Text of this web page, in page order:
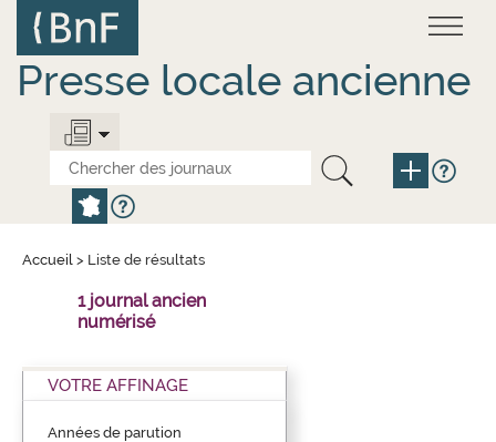
contenu
principal
Presse locale ancienne
Accueil > Liste de résultats
1 journal ancien
numérisé
VOTRE AFFINAGE
Années de parution
Panneau de gestion des cookies